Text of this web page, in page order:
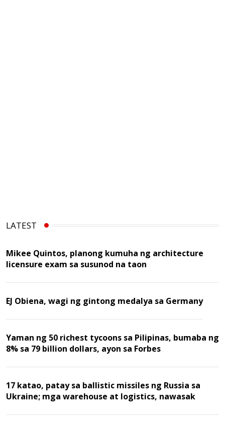
LATEST
Mikee Quintos, planong kumuha ng architecture
licensure exam sa susunod na taon
EJ Obiena, wagi ng gintong medalya sa Germany
Yaman ng 50 richest tycoons sa Pilipinas, bumaba ng
8% sa 79 billion dollars, ayon sa Forbes
17 katao, patay sa ballistic missiles ng Russia sa
Ukraine; mga warehouse at logistics, nawasak